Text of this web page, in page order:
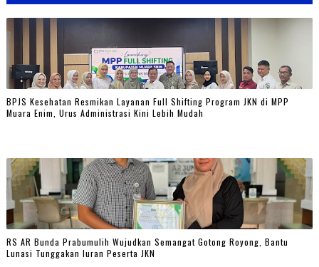
BPJS Kesehatan Resmikan Layanan Full Shifting Program JKN di MPP
Muara Enim, Urus Administrasi Kini Lebih Mudah
RS AR Bunda Prabumulih Wujudkan Semangat Gotong Royong, Bantu
Lunasi Tunggakan Iuran Peserta JKN